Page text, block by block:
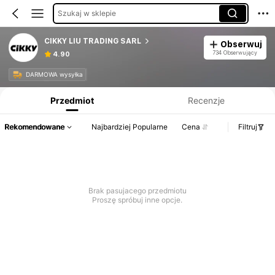
Szukaj w sklepie
CIKKY LIU TRADING SARL
4.90
Obserwuj
734 Obserwujący
DARMOWA wysyłka
Przedmiot Recenzje
Rekomendowane Najbardziej Popularne Cena Filtruj
Brak pasujacego przedmiotu
Proszę spróbuj inne opcje.